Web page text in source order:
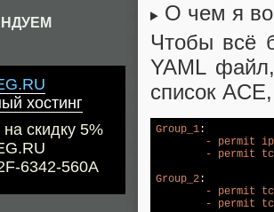
хостинг
скидку 5%
6342-560A
О чем я
Чтобы всё
YAML
список
Group_1:
-
permit ip
-
permit
Group_2:
-
permit
-
permit